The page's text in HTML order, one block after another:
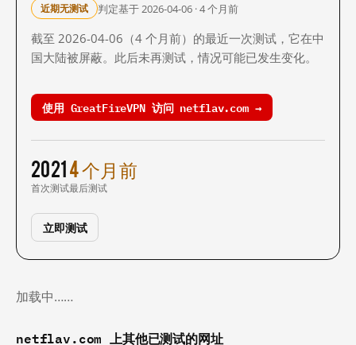
近期无测试 判定基于 2026-04-06 · 4 个月前
截至 2026-04-06（4 个月前）的最近一次测试，它在中
国大陆被屏蔽。此后未再测试，情况可能已发生变化。
使用 GreatFireVPN 访问 netflav.com →
2021
首次测试
4 个月前
最后测试
立即测试
加载中……
netflav.com 上其他已测试的网址